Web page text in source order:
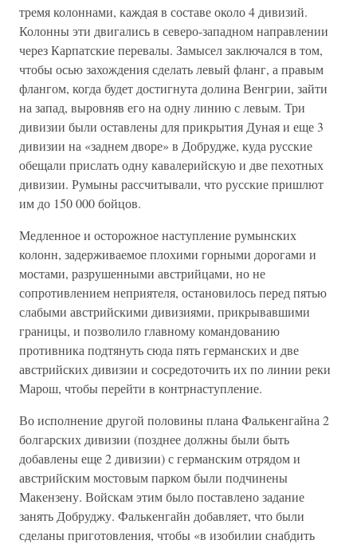
тремя колоннами, каждая в составе около 4 дивизий.
Колонны эти двигались в северо-западном направлении
через Карпатские перевалы. Замысел заключался в том,
чтобы осью захождения сделать левый фланг, а правым
флангом, когда будет достигнута долина Венгрии, зайти
на запад, выровняв его на одну линию с левым. Три
дивизии были оставлены для прикрытия Дуная и еще 3
дивизии на «заднем дворе» в Добрудже, куда русские
обещали прислать одну кавалерийскую и две пехотных
дивизии. Румыны рассчитывали, что русские пришлют
им до 150 000 бойцов.
Медленное и осторожное наступление румынских
колонн, задерживаемое плохими горными дорогами и
мостами, разрушенными австрийцами, но не
сопротивлением неприятеля, остановилось перед пятью
слабыми австрийскими дивизиями, прикрывавшими
границы, и позволило главному командованию
противника подтянуть сюда пять германских и две
австрийских дивизии и сосредоточить их по линии реки
Марош, чтобы перейти в контрнаступление.
Во исполнение другой половины плана Фалькенгайна 2
болгарских дивизии (позднее должны были быть
добавлены еще 2 дивизии) с германским отрядом и
австрийским мостовым парком были подчинены
Макензену. Войскам этим было поставлено задание
занять Добруджу. Фалькенгайн добавляет, что были
сделаны приготовления, чтобы «в изобилии снабдить